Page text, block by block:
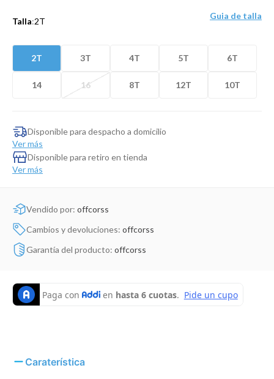
Talla:2T
Guia de talla
2T 3T 4T 5T 6T
14 16 8T 12T 10T
Disponible para despacho a domicilio
Ver más
Disponible para retiro en tienda
Ver más
Vendido por: offcorss
Cambios y devoluciones: offcorss
Garantía del producto: offcorss
Caraterística
Dinosaurio Juguete